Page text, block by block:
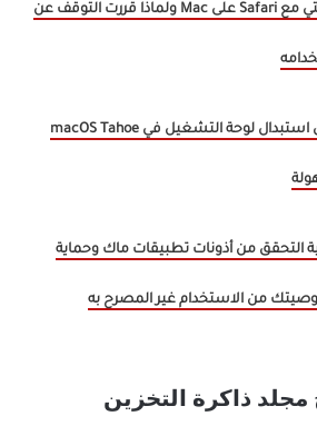
تجربتي مع Safari على Mac ولماذا قررت التوقف عن
طرق استبدال لوحة التشغيل في macOS Tahoe
التحقق من أذونات تطبيقات ماك وحماية
من الاستخدام غير المصرح به
مجلد ذاكرة التخزين